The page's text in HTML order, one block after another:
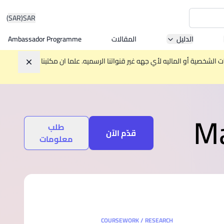
SAR
(SAR)
Asia
الدليل المقالات
Ambassador Programme
أو الماليه لأي جهه غير قنواتنا الرسميه. علما ان مكتبنا
تجاهل
قدّم الآن
طلب
معلومات
COURSEWORK / RESEARCH